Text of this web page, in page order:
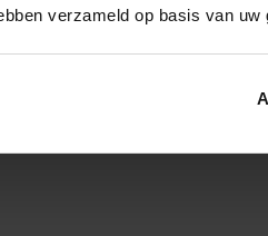
verzameld op basis van